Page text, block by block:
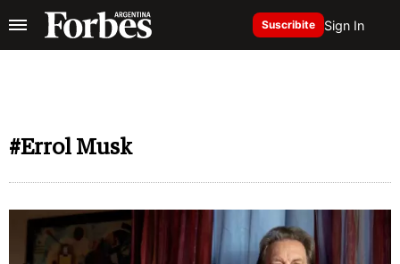
Suscribite Sign In
#Errol Musk